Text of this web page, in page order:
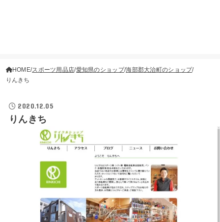
HOME スポーツ用品店 愛知県のショップ 海部郡大治町のショップ
りんきち
2020.12.05
りんきち